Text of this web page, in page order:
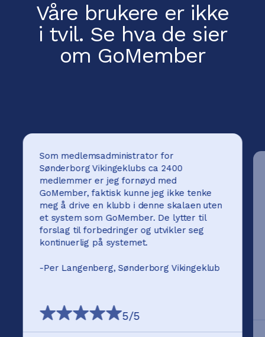
Våre brukere er ikke
i tvil. Se hva de sier
om GoMember
Som medlemsadministrator for
Sønderborg Vikingeklubs ca 2400
medlemmer er jeg fornøyd med
GoMember, faktisk kunne jeg ikke tenke
meg å drive en klubb i denne skalaen uten
et system som GoMember. De lytter til
forslag til forbedringer og utvikler seg
kontinuerlig på systemet.
-Per Langenberg, Sønderborg Vikingeklub
5/5